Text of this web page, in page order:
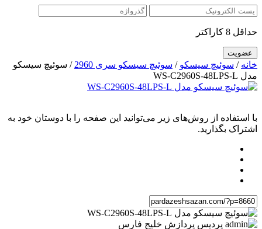
حداقل 8 کاراکتر
خانه / سوئیچ سیسکو / سوئیچ سیسکو سری 2960
/ سوئیچ سیسکو
مدل WS-C2960S-48LPS-L
با استفاده از روش‌های زیر می‌توانید این صفحه را با دوستان خود به
اشتراک بگذارید.